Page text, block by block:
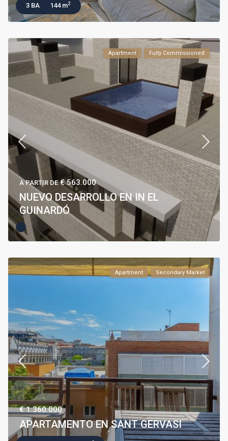
3 BA 144 m2
Apartment Fully Commissioned
A PARTIR DE€ 563.000
NUEVO DESARROLLO EN IN EL
GUINARDÓ
Apartment Secondary Market
€ 1.360.000
APARTAMENTO EN SANT GERVASI